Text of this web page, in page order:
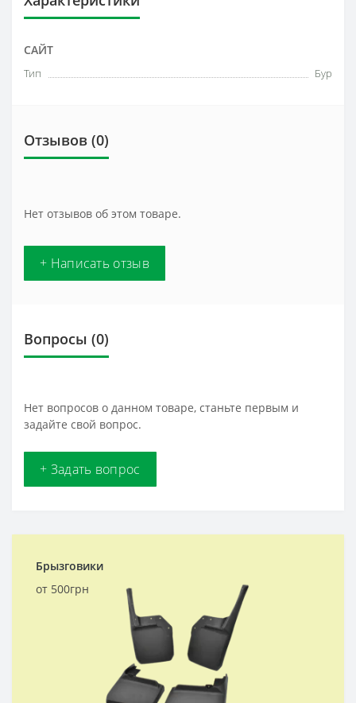
САЙТ
Тип Бур
Отзывов (0)
Нет отзывов об этом товаре.
+ Написать отзыв
Вопросы (0)
Нет вопросов о данном товаре, станьте первым и
задайте свой вопрос.
+ Задать вопрос
Брызговики
от 500грн